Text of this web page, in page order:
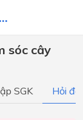
sóc cây
SGK Hỏi